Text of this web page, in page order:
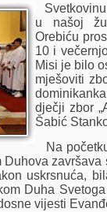
u našoj
Orebiću
10 i
Misi je bilo
mješoviti
dječji zbor
Šabić
Na
uskrsnuća,
Duha
vijesti